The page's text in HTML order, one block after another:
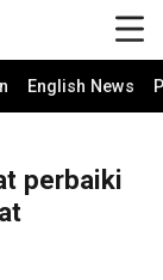
English News
perbaiki